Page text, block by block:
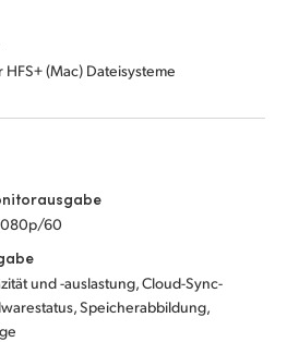
(Mac) Dateisysteme
60
und -auslastung, Cloud-Sync-
Speicherabbildung,